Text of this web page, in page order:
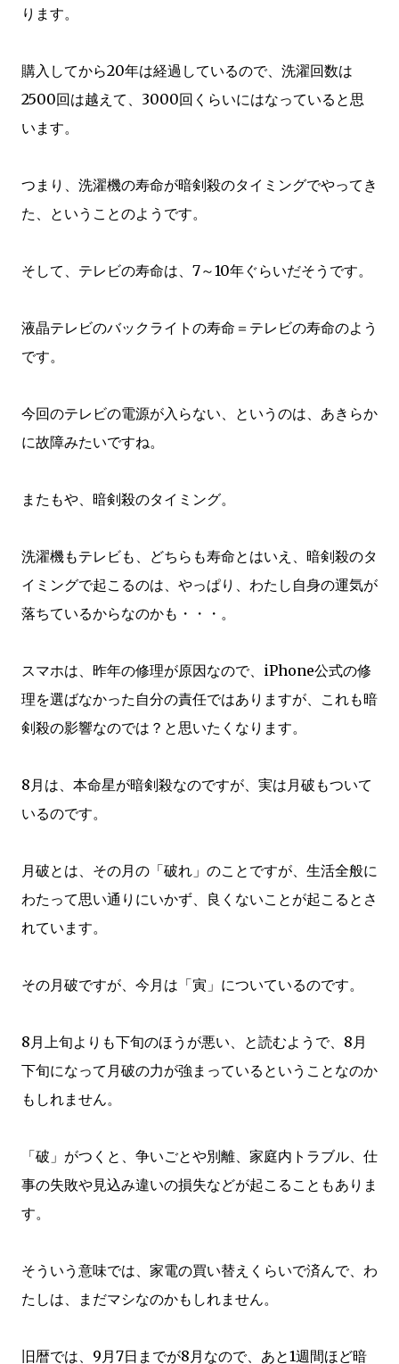
ります。
購入してから20年は経過しているので、洗濯回数は
2500回は越えて、3000回くらいにはなっていると思
います。
つまり、洗濯機の寿命が暗剣殺のタイミングでやってき
た、ということのようです。
そして、テレビの寿命は、7～10年ぐらいだそうです。
液晶テレビのバックライトの寿命＝テレビの寿命のよう
です。
今回のテレビの電源が入らない、というのは、あきらか
に故障みたいですね。
またもや、暗剣殺のタイミング。
洗濯機もテレビも、どちらも寿命とはいえ、暗剣殺のタ
イミングで起こるのは、やっぱり、わたし自身の運気が
落ちているからなのかも・・・。
スマホは、昨年の修理が原因なので、iPhone公式の修
理を選ばなかった自分の責任ではありますが、これも暗
剣殺の影響なのでは？と思いたくなります。
8月は、本命星が暗剣殺なのですが、実は月破もついて
いるのです。
月破とは、その月の「破れ」のことですが、生活全般に
わたって思い通りにいかず、良くないことが起こるとさ
れています。
その月破ですが、今月は「寅」についているのです。
8月上旬よりも下旬のほうが悪い、と読むようで、8月
下旬になって月破の力が強まっているということなのか
もしれません。
「破」がつくと、争いごとや別離、家庭内トラブル、仕
事の失敗や見込み違いの損失などが起こることもありま
す。
そういう意味では、家電の買い替えくらいで済んで、わ
たしは、まだマシなのかもしれません。
旧暦では、9月7日までが8月なので、あと1週間ほど暗